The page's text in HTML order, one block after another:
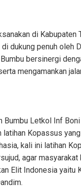
di Kabupaten
dukung penuh oleh
bersinergi
mengamankan
Bumbu Letkol Inf
latihan Kopassus
kali ini latihan
agar
Elit Indonesia yaitu